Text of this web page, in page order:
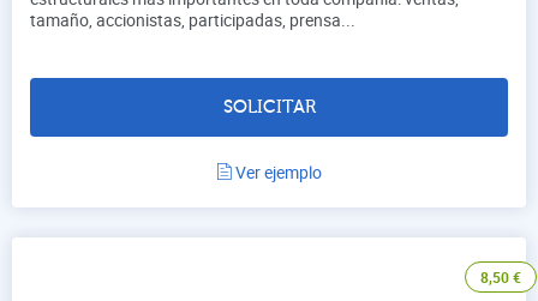
tamaño, accionistas, participadas, prensa...
SOLICITAR
Ver ejemplo
8,50€